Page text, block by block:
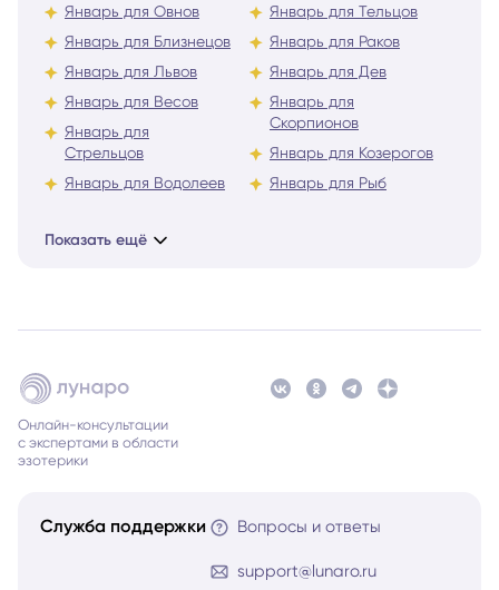
Январь для Овнов
Январь для Близнецов
Январь для Львов
Январь для Весов
Январь для
Стрельцов
Январь для Водолеев
Январь для Тельцов
Январь для Раков
Январь для Дев
Январь для
Скорпионов
Январь для Козерогов
Январь для Рыб
Показать ещё
Онлайн-консультации
с экспертами в области
эзотерики
Служба поддержки Вопросы и ответы
support@lunaro.ru